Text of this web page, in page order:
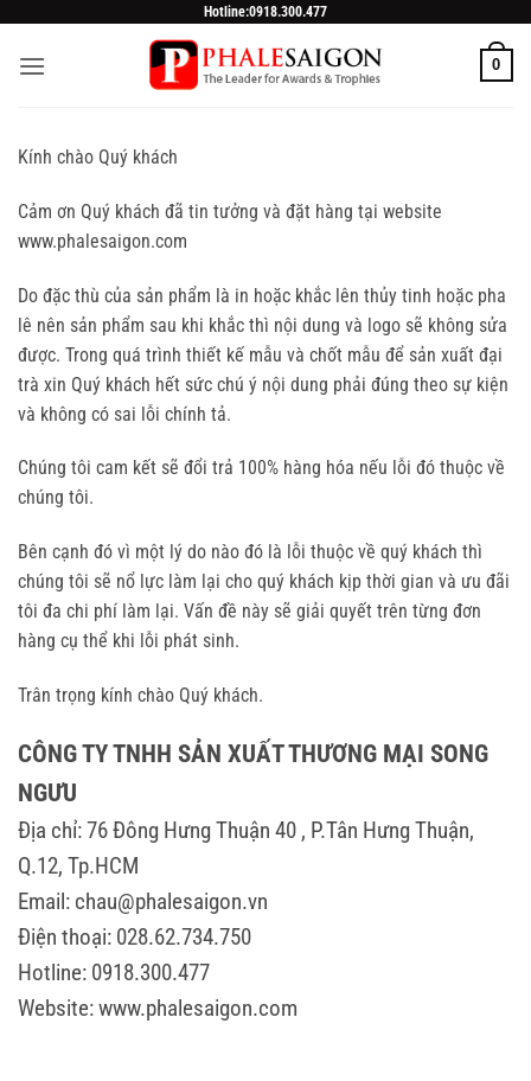
content
Hotline:0918.300.477
0
Kính chào Quý khách
Cảm ơn Quý khách đã tin tưởng và đặt hàng tại website
www.phalesaigon.com
Do đặc thù của sản phẩm là in hoặc khắc lên thủy tinh hoặc pha
lê nên sản phẩm sau khi khắc thì nội dung và logo sẽ không sửa
được. Trong quá trình thiết kế mẫu và chốt mẫu để sản xuất đại
trà xin Quý khách hết sức chú ý nội dung phải đúng theo sự kiện
và không có sai lỗi chính tả.
Chúng tôi cam kết sẽ đổi trả 100% hàng hóa nếu lỗi đó thuộc về
chúng tôi.
Bên cạnh đó vì một lý do nào đó là lỗi thuộc về quý khách thì
chúng tôi sẽ nổ lực làm lại cho quý khách kịp thời gian và ưu đãi
tôi đa chi phí làm lại. Vấn đề này sẽ giải quyết trên từng đơn
hàng cụ thể khi lỗi phát sinh.
Trân trọng kính chào Quý khách.
CÔNG TY TNHH SẢN XUẤT THƯƠNG MẠI SONG
NGƯU
Địa chỉ: 76 Đông Hưng Thuận 40 , P.Tân Hưng Thuận,
Q.12, Tp.HCM
Email: chau@phalesaigon.vn
Điện thoại: 028.62.734.750
Hotline: 0918.300.477
Website: www.phalesaigon.com